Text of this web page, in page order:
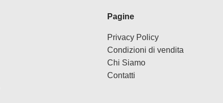
Pagine
Privacy Policy
Condizioni di vendita
Chi Siamo
Contatti